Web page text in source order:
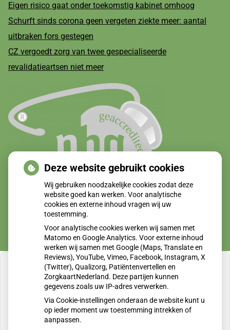
Eigen risico gaat onder toekomstig kabinet omhoog
Schurft sinds corona geen vergeten ziekte meer: aantal
uitbraken fors gestegen
CZ vergoedt zorg van twee gespecialiseerde
revalidatieartsen niet meer
U heeft geen toestemming gegeven voor
externe inhoud die nodig is om dit te zien.
Cookie-instellingen wijzigen
Deze website gebruikt cookies
Wij gebruiken noodzakelijke cookies zodat deze
website goed kan werken. Voor analytische
cookies en externe inhoud vragen wij uw
toestemming.
Voor analytische cookies werken wij samen met
Matomo en Google Analytics. Voor externe inhoud
werken wij samen met Google (Maps, Translate en
Reviews), YouTube, Vimeo, Facebook, Instagram, X
(Twitter), Qualizorg, Patiëntenvertellen en
ZorgkaartNederland. Deze partijen kunnen
gegevens zoals uw IP-adres verwerken.
Via Cookie-instellingen onderaan de website kunt u
op ieder moment uw toestemming intrekken of
aanpassen.